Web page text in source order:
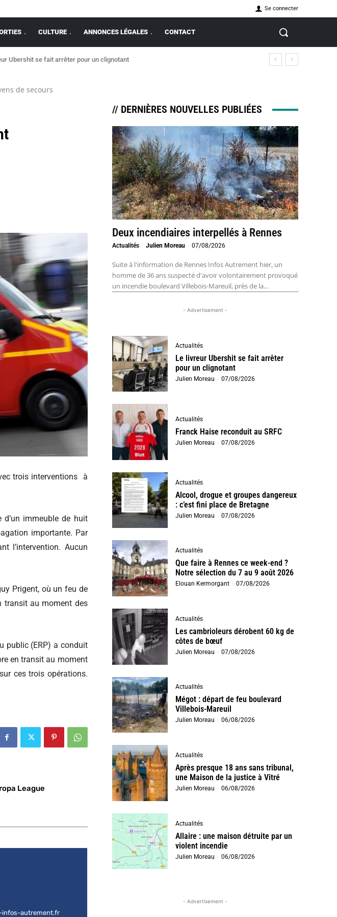
Se connecter
CULTURE ANNONCES LÉGALES CONTACT
Ubershit se fait arrêter pour un clignotant
de secours
trois interventions à
d’un immeuble de huit
importante. Par
l’intervention. Aucun
Prigent, où un feu de
transit au moment des
public (ERP) a conduit
en transit au moment
ces trois opérations.
League
infos-autrement.fr
// DERNIÈRES NOUVELLES PUBLIÉES
Deux incendiaires interpellés à Rennes
Actualités Julien Moreau - 07/08/2026
Suite à l'information de Rennes Infos Autrement hier, un
homme de 36 ans suspecté d'avoir volontairement provoqué
un incendie boulevard Villebois-Mareuil, près de la...
- Advertisement -
Actualités
Le livreur Ubershit se fait arrêter
pour un clignotant
Julien Moreau - 07/08/2026
Actualités
Franck Haise reconduit au SRFC
Julien Moreau - 07/08/2026
Actualités
Alcool, drogue et groupes dangereux
: c’est fini place de Bretagne
Julien Moreau - 07/08/2026
Actualités
Que faire à Rennes ce week-end ?
Notre sélection du 7 au 9 août 2026
Elouan Kermorgant - 07/08/2026
Actualités
Les cambrioleurs dérobent 60 kg de
côtes de bœuf
Julien Moreau - 07/08/2026
Actualités
Mégot : départ de feu boulevard
Villebois-Mareuil
Julien Moreau - 06/08/2026
Actualités
Après presque 18 ans sans tribunal,
une Maison de la justice à Vitré
Julien Moreau - 06/08/2026
Actualités
Allaire : une maison détruite par un
violent incendie
Julien Moreau - 06/08/2026
- Advertisement -